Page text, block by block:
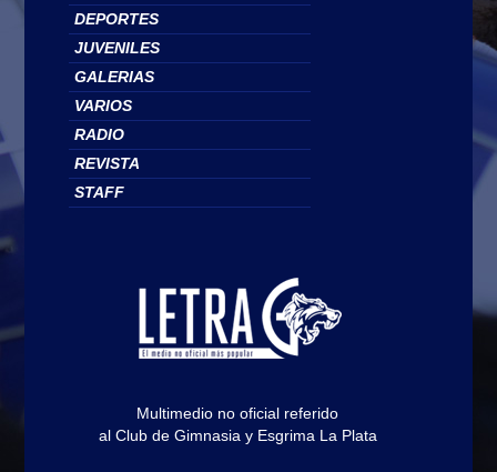
DEPORTES
JUVENILES
GALERIAS
VARIOS
RADIO
REVISTA
STAFF
Multimedio no oficial referido
al Club de Gimnasia y Esgrima La Plata